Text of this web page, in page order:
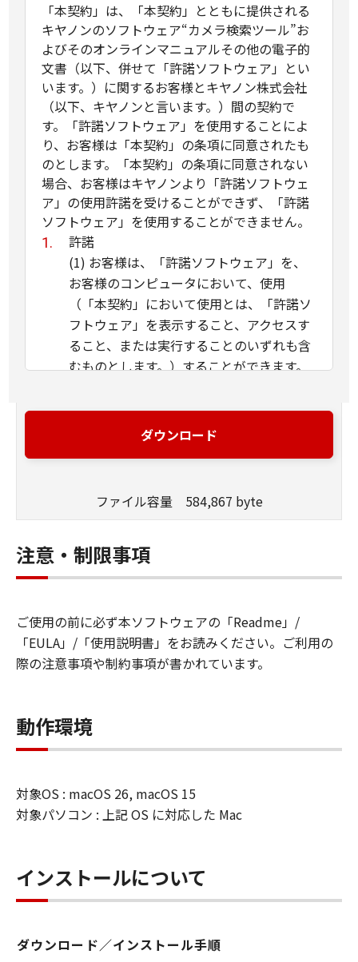
「本契約」は、「本契約」とともに提供される
キヤノンのソフトウェア“カメラ検索ツール”お
よびそのオンラインマニュアルその他の電子的
文書（以下、併せて「許諾ソフトウェア」とい
います。）に関するお客様とキヤノン株式会社
（以下、キヤノンと言います。）間の契約で
す。「許諾ソフトウェア」を使用することによ
り、お客様は「本契約」の条項に同意されたも
のとします。「本契約」の条項に同意されない
場合、お客様はキヤノンより「許諾ソフトウェ
ア」の使用許諾を受けることができず、「許諾
ソフトウェア」を使用することができません。
許諾
(1) お客様は、「許諾ソフトウェア」を、
お客様のコンピュータにおいて、使用
（「本契約」において使用とは、「許諾ソ
フトウェア」を表示すること、アクセスす
ること、または実行することのいずれも含
むものとします。）することができます。
み、「許諾ソフトウェア」を１コピー複製
することができます。但し、お客様は、か
を含めた形で複製を行うものとし、また、
かかるバックアップコピーを記録した記録
れているものと同一の著作権表示を行うも
のとします。
またはキヤノンのライセンサーのいかなる
知的財産権も、明示たると黙示たるとを問
わず、「本契約」によってお客様に譲渡あ
(1) 「本契約」に明示的に定める場合を除
き、お客様は、「許諾ソフトウェア」の再
ス、貸与または複製することはできませ
ん。
逆コンパイル、逆アセンブル、その他リバ
ースエンジニアリング等することはできま
てはなりません。
ダウンロード
ファイル容量 584,867 byte
注意・制限事項
ご使用の前に必ず本ソフトウェアの「Readme」/
「EULA」/「使用説明書」をお読みください。ご利用の
際の注意事項や制約事項が書かれています。
動作環境
対象OS : macOS 26, macOS 15
対象パソコン : 上記 OS に対応した Mac
インストールについて
ダウンロード／インストール手順